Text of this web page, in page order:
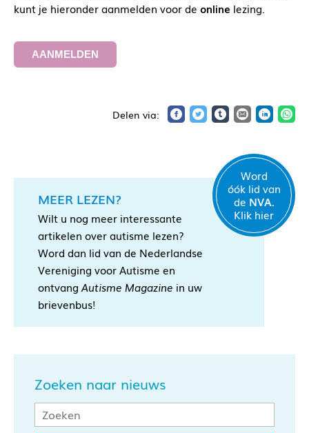
kunt je hieronder aanmelden voor de online lezing.
AANMELDEN
MEER LEZEN?
Wilt u nog meer interessante
artikelen over autisme lezen?
Word dan lid van de Nederlandse
Vereniging voor Autisme en
ontvang Autisme Magazine in uw
brievenbus!
Word
óók lid van
de NVA.
Klik hier
Zoeken naar nieuws